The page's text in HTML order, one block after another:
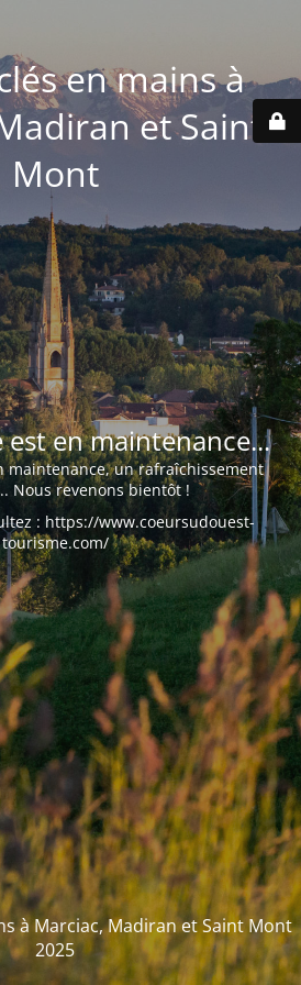
en mains à
et Saint
Mont
est en maintenance...
maintenance, un rafraîchissement
Nous revenons bientôt !
: https://www.coeursudouest-
tourisme.com/
à Marciac, Madiran et Saint Mont
2025